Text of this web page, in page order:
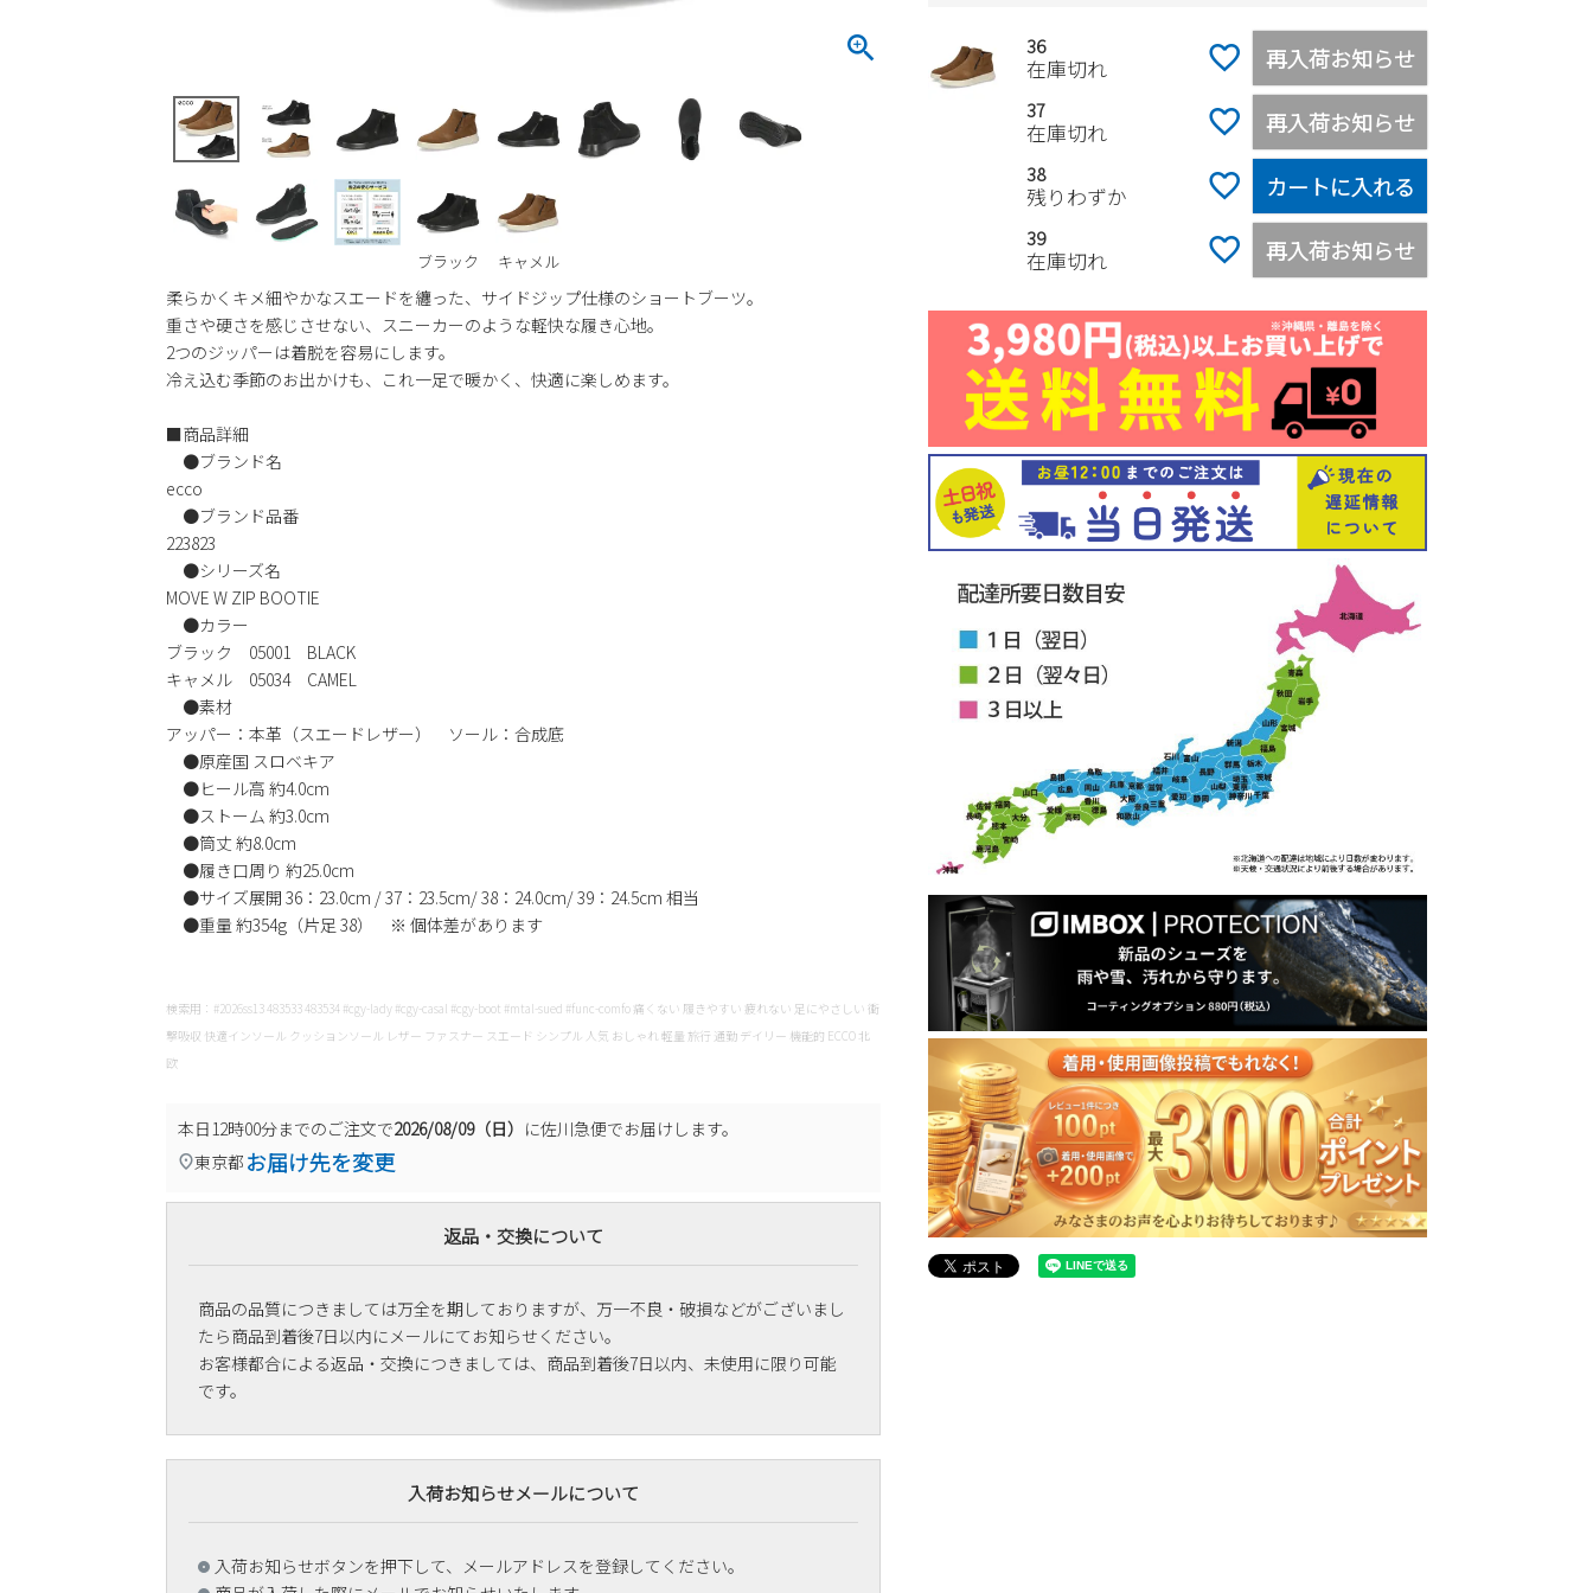
ブラック キャメル
柔らかくキメ細やかなスエードを纏った、サイドジップ仕様のショートブーツ。
重さや硬さを感じさせない、スニーカーのような軽快な履き心地。
2つのジッパーは着脱を容易にします。
冷え込む季節のお出かけも、これ一足で暖かく、快適に楽しめます。
■商品詳細
●ブランド名
ecco
●ブランド品番
223823
●シリーズ名
MOVE W ZIP BOOTIE
●カラー
ブラック 05001 BLACK
キャメル 05034 CAMEL
●素材
アッパー：本革（スエードレザー） ソール：合成底
●原産国 スロベキア
●ヒール高 約4.0cm
●ストーム 約3.0cm
●筒丈 約8.0cm
●履き口周り 約25.0cm
●サイズ展開 36：23.0cm / 37：23.5cm/ 38：24.0cm/ 39：24.5cm 相当
●重量 約354g（片足 38） ※ 個体差があります
検索用：#2026ss13 483533 483534 #cgy-lady #cgy-casal #cgy-boot #mtal-sued #func-comfo 痛くない 履きやすい 疲れない 足にやさしい 衝
撃吸収 快適インソール クッションソール レザー ファスナー スエード シンプル 人気 おしゃれ 軽量 旅行 通勤 デイリー 機能的 ECCO 北
欧
本日12時00分までのご注文で2026/08/09（日） に佐川急便でお届けします。
東京都 お届け先を変更
返品・交換について
商品の品質につきましては万全を期しておりますが、万一不良・破損などがございまし
たら商品到着後7日以内にメールにてお知らせください。
お客様都合による返品・交換につきましては、商品到着後7日以内、未使用に限り可能
です。
入荷お知らせメールについて
入荷お知らせボタンを押下して、メールアドレスを登録してください。
36
在庫切れ 再入荷お知らせ
37
在庫切れ 再入荷お知らせ
38
残りわずか カートに入れる
39
在庫切れ 再入荷お知らせ